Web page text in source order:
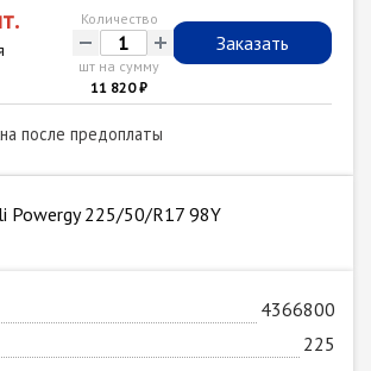
Количество
- +
шт на сумму
11 820 ₽
Заказать
после предоплаты
Powergy 225/50/R17 98Y
4366800
225